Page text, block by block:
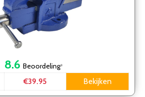
8.6 Beoordeling*
€39.95 Bekijken